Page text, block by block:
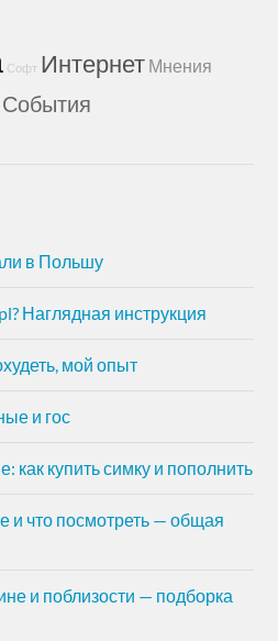
Софт Интернет Мнения
События
в Польшу
Наглядная инструкция
мой опыт
и гос
как купить симку и пополнить
и что посмотреть — общая
и поблизости — подборка